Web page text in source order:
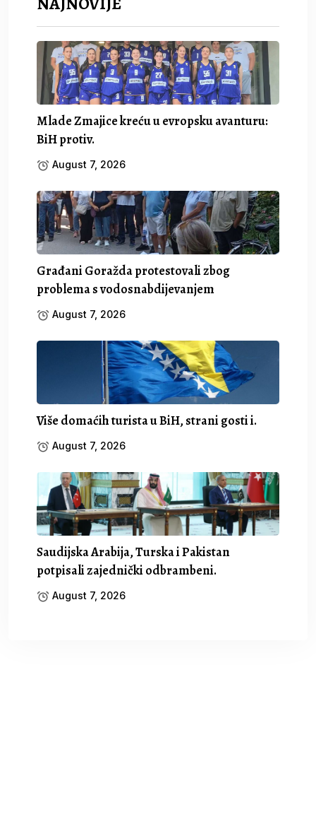
Mlade Zmajice kreću u evropsku avanturu:
BiH protiv.
August 7, 2026
Građani Goražda protestovali zbog
problema s vodosnabdijevanjem
August 7, 2026
Više domaćih turista u BiH, strani gosti i.
August 7, 2026
Saudijska Arabija, Turska i Pakistan
potpisali zajednički odbrambeni.
August 7, 2026